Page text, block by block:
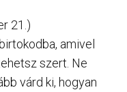
21.)
amivel
szert. Ne
várd ki, hogyan